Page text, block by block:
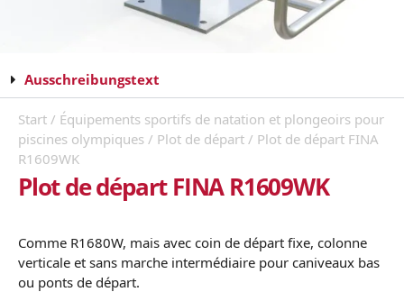
Ausschreibungstext
Start / Équipements sportifs de natation et plongeoirs pour
piscines olympiques / Plot de départ / Plot de départ FINA
R1609WK
Plot de départ FINA R1609WK
Comme R1680W, mais avec coin de départ fixe, colonne
verticale et sans marche intermédiaire pour caniveaux bas
ou ponts de départ.